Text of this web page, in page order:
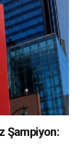
Şampiyon: